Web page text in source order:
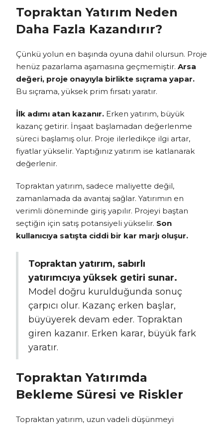
Topraktan Yatırım Neden
Daha Fazla Kazandırır?
Çünkü yolun en başında oyuna dahil olursun. Proje
henüz pazarlama aşamasına geçmemiştir. Arsa
değeri, proje onayıyla birlikte sıçrama yapar.
Bu sıçrama, yüksek prim fırsatı yaratır.
İlk adımı atan kazanır. Erken yatırım, büyük
kazanç getirir. İnşaat başlamadan değerlenme
süreci başlamış olur. Proje ilerledikçe ilgi artar,
fiyatlar yükselir. Yaptığınız yatırım ise katlanarak
değerlenir.
Topraktan yatırım, sadece maliyette değil,
zamanlamada da avantaj sağlar. Yatırımın en
verimli döneminde giriş yapılır. Projeyi baştan
seçtiğin için satış potansiyeli yükselir. Son
kullanıcıya satışta ciddi bir kar marjı oluşur.
Topraktan yatırım, sabırlı
yatırımcıya yüksek getiri sunar.
Model doğru kurulduğunda sonuç
çarpıcı olur. Kazanç erken başlar,
büyüyerek devam eder. Topraktan
giren kazanır. Erken karar, büyük fark
yaratır.
Topraktan Yatırımda
Bekleme Süresi ve Riskler
Topraktan yatırım, uzun vadeli düşünmeyi